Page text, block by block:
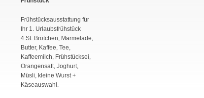
Frühstücksausstattung für
Ihr 1. Urlaubsfrühstück
4 St. Brötchen, Marmelade,
Butter, Kaffee, Tee,
Kaffeemilch, Frühstücksei,
Orangensaft, Joghurt,
Müsli, kleine Wurst +
Käseauswahl.